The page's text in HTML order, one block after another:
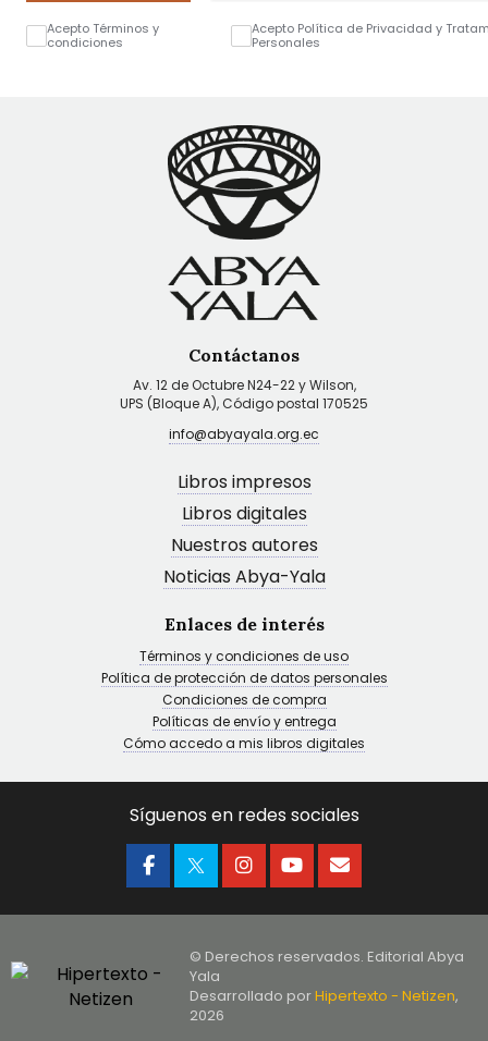
Acepto Términos y
condiciones
Acepto Política de Privacidad y
Personales
Contáctanos
Av. 12 de Octubre N24-22 y Wilson,
UPS (Bloque A), Código postal 170525
info@abyayala.org.ec
Libros impresos
Libros digitales
Nuestros autores
Noticias Abya-Yala
Enlaces de interés
Términos y condiciones de uso
Política de protección de datos personales
Condiciones de compra
Políticas de envío y entrega
Cómo accedo a mis libros digitales
Síguenos en redes sociales
© Derechos reservados. Editorial Abya
Yala
Desarrollado porHipertexto - Netizen,
2026